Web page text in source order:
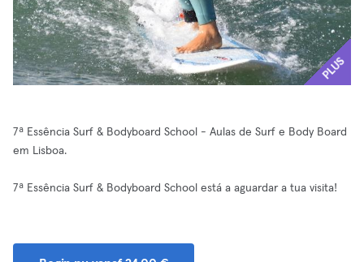
PLUS
7ª Essência Surf & Bodyboard School - Aulas de Surf e Body Board
em Lisboa.
7ª Essência Surf & Bodyboard School está a aguardar a tua visita!